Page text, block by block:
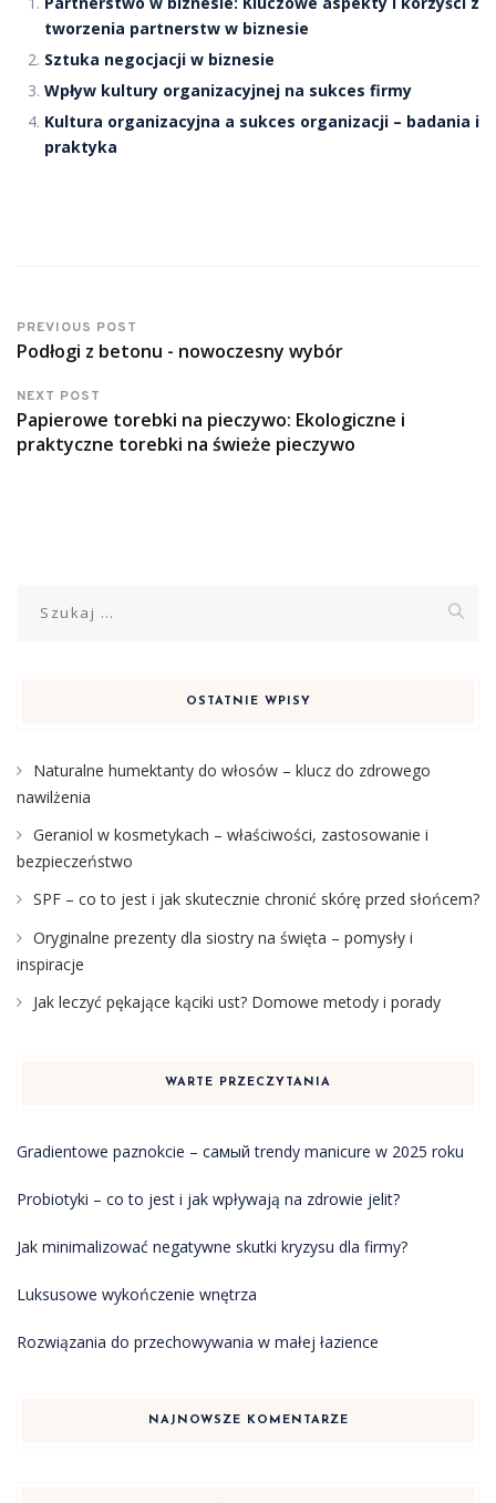
tworzenia partnerstw w biznesie
Sztuka negocjacji w biznesie
Wpływ kultury organizacyjnej na sukces firmy
Kultura organizacyjna a sukces organizacji – badania i
praktyka
PREVIOUS POST
Podłogi z betonu - nowoczesny wybór
NEXT POST
Papierowe torebki na pieczywo: Ekologiczne i
praktyczne torebki na świeże pieczywo
OSTATNIE WPISY
Naturalne humektanty do włosów – klucz do zdrowego
nawilżenia
Geraniol w kosmetykach – właściwości, zastosowanie i
bezpieczeństwo
SPF – co to jest i jak skutecznie chronić skórę przed słońcem?
Oryginalne prezenty dla siostry na święta – pomysły i
inspiracje
Jak leczyć pękające kąciki ust? Domowe metody i porady
WARTE PRZECZYTANIA
Gradientowe paznokcie – самый trendy manicure w 2025 roku
Probiotyki – co to jest i jak wpływają na zdrowie jelit?
Jak minimalizować negatywne skutki kryzysu dla firmy?
Luksusowe wykończenie wnętrza
Rozwiązania do przechowywania w małej łazience
NAJNOWSZE KOMENTARZE